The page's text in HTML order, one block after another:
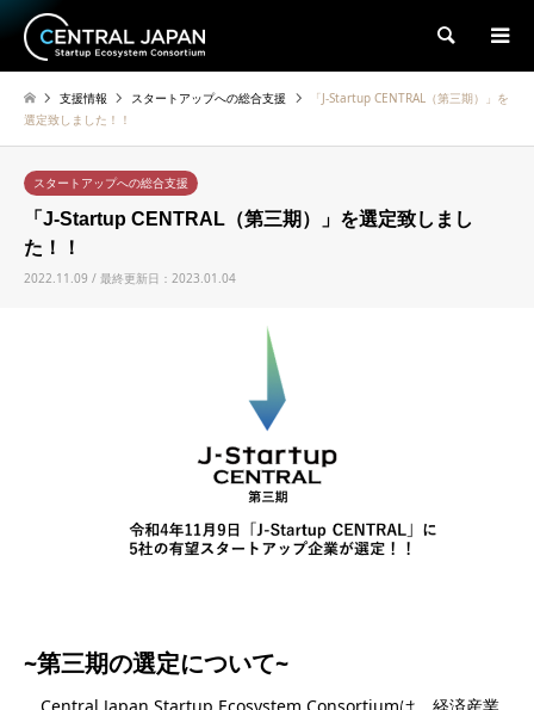
検索
支援情報 スタートアップへの総合支援
「J-Startup CENTRAL（第三期）」を
選定致しました！！
スタートアップへの総合支援
「J-Startup CENTRAL（第三期）」を選定致しまし
た！！
2022.11.09 / 最終更新日：2023.01.04
~第三期の選定について~